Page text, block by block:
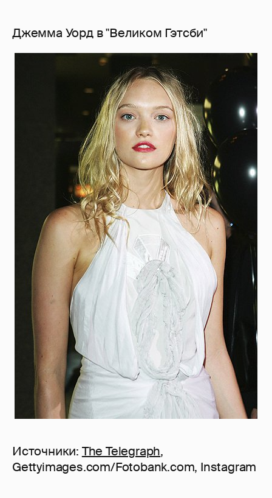
Джемма Уорд в "Великом Гэтсби"
Источники: The Telegraph,
Gettyimages.com/Fotobank.com, Instagram